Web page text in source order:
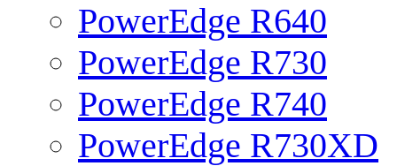
PowerEdge R640
PowerEdge R730
PowerEdge R740
PowerEdge R730XD